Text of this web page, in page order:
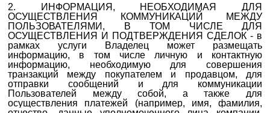
2.
ИНФОРМАЦИЯ, НЕОБХОДИМАЯ ДЛЯ
ОСУЩЕСТВЛЕНИЯ КОММУНИКАЦИЙ МЕЖДУ
ПОЛЬЗОВАТЕЛЯМИ, В ТОМ ЧИСЛЕ ДЛЯ
ОСУЩЕСТВЛЕНИЯ И ПОДТВЕРЖДЕНИЯ СДЕЛОК - в
рамках услуги Владелец может размещать
информацию, в том числе личную и контактную
информацию, необходимую для совершения
транзакций между покупателем и продавцом, для
отправки сообщений и для коммуникации
Пользователей между собой, а также для
осуществления платежей (например, имя, фамилия,